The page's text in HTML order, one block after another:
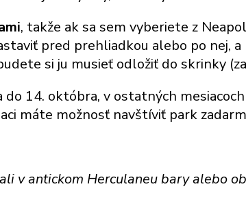
, takže ak sa sem vyberiete z
pred prehliadkou alebo po nej,
si ju musieť odložiť do skrinky
do 14. októbra, v ostatných
máte možnosť navštíviť park
v antickom Herculaneu bary alebo